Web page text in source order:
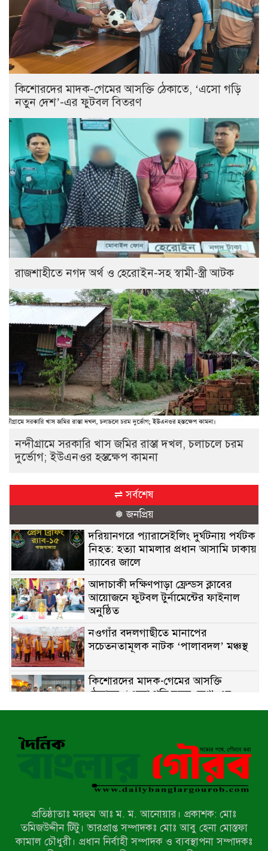
কিশোরদের মাদক-গেমের আসক্তি ঠেকাতে, ‘এসো গড়ি
নতুন দেশ’-এর ফুটবল বিতরণ
রাজশাহীতে নগদ অর্থ ও হেরোইন-সহ স্বামী-স্ত্রী আটক
নন্দীগ্রামে সরকারি খাস জমির রাস্তা দখল, চলাচলে চরম
দুর্ভোগ; ইউএনওর হস্তক্ষেপ কামনা
⇌ সর্বশেষ
❅ জনপ্রিয়
দরিয়ানগরে প্যারাসেইলিং দুর্ঘটনায় পর্যটক
নিহত: হত্যা মামলার প্রধান আসামি ঢাকায়
র‌্যাবের জালে
আদাচাকী দক্ষিণপাড়া ফ্রেন্ডস ক্লাবের
আয়োজনে ফুটবল টুর্নামেন্টের ফাইনাল
অনুষ্ঠিত
নওগাঁর বদলগাছীতে মানাপের
সচেতনতামূলক নাটক ‘পালাবদল’ মঞ্চস্থ
কিশোরদের মাদক-গেমের আসক্তি
ঠেকাতে, ‘এসো গড়ি নতুন দেশ’-এর
ফুটবল বিতরণ
নন্দীগ্রামে সরকারি খাস জমির রাস্তা দখল,
চলাচলে চরম দুর্ভোগ; ইউএনওর হস্তক্ষেপ
নাটোরের পাটুলে পানিতে ডুবে নন্দীগ্রামের
স্কুলছাত্রের মর্মান্তিক মৃত্যু
প্রতিষ্ঠাতাঃ মরহুম আঃ ম. ম. আনোয়ার। প্রকাশক: মোঃ
তমিজউদ্দীন টিটু। ভারপ্রাপ্ত সম্পাদকঃ মোঃ আবু হেনা মোস্তফা
কামাল চৌধুরী। প্রধান নির্বাহী সম্পাদক ও ব্যবস্থাপনা সম্পাদকঃ